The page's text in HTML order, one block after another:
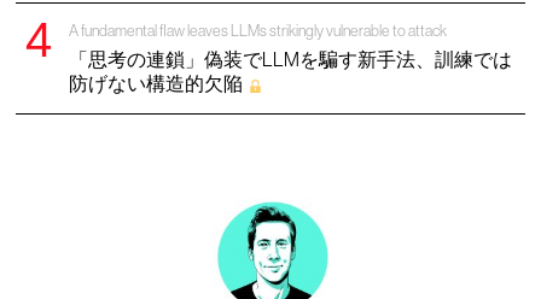
A fundamental flaw leaves LLMs strikingly vulnerable to attack
「思考の連鎖」偽装でLLMを騙す新手法、訓練では
防げない構造的欠陥